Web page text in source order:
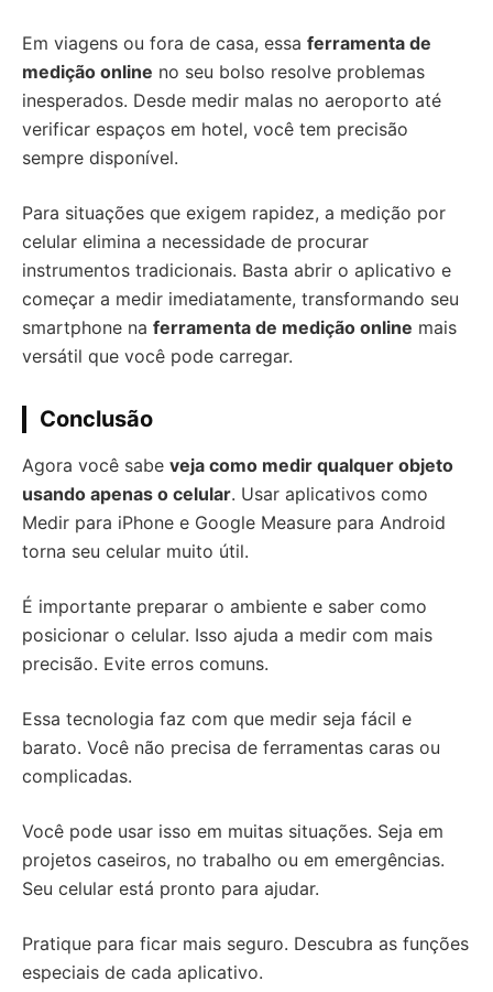
Em viagens ou fora de casa, essa ferramenta de
medição online no seu bolso resolve problemas
inesperados. Desde medir malas no aeroporto até
verificar espaços em hotel, você tem precisão
sempre disponível.
Para situações que exigem rapidez, a medição por
celular elimina a necessidade de procurar
instrumentos tradicionais. Basta abrir o aplicativo e
começar a medir imediatamente, transformando seu
smartphone na ferramenta de medição online mais
versátil que você pode carregar.
Conclusão
Agora você sabe veja como medir qualquer objeto
usando apenas o celular. Usar aplicativos como
Medir para iPhone e Google Measure para Android
torna seu celular muito útil.
É importante preparar o ambiente e saber como
posicionar o celular. Isso ajuda a medir com mais
precisão. Evite erros comuns.
Essa tecnologia faz com que medir seja fácil e
barato. Você não precisa de ferramentas caras ou
complicadas.
Você pode usar isso em muitas situações. Seja em
projetos caseiros, no trabalho ou em emergências.
Seu celular está pronto para ajudar.
Pratique para ficar mais seguro. Descubra as funções
especiais de cada aplicativo.